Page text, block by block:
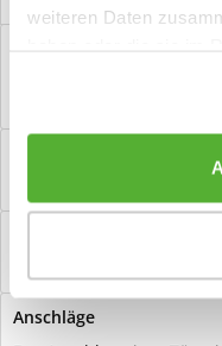
weiteren Daten
Ganzglastür Motiv
Anschläge